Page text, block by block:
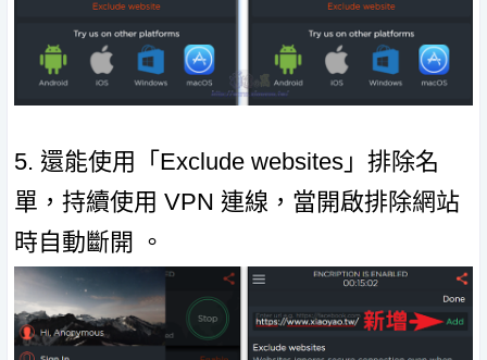
5. 還能使用「Exclude websites」排除名
單，持續使用 VPN 連線，當開啟排除網站
時自動斷開 。